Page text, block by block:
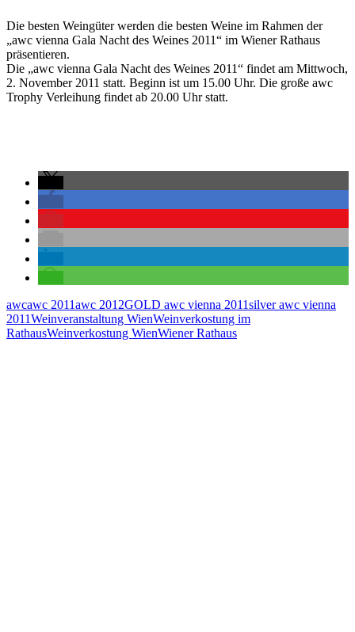
Die besten Weingüter werden die besten Weine im Rahmen der
„awc vienna Gala Nacht des Weines 2011“ im Wiener Rathaus
präsentieren.
Die „awc vienna Gala Nacht des Weines 2011“ findet am Mittwoch,
2. November 2011 statt. Beginn ist um 15.00 Uhr. Die große awc
Trophy Verleihung findet ab 20.00 Uhr statt.
awcawc 2011awc 2012GOLD awc vienna 2011silver awc vienna
2011Weinveranstaltung WienWeinverkostung im
RathausWeinverkostung WienWiener Rathaus